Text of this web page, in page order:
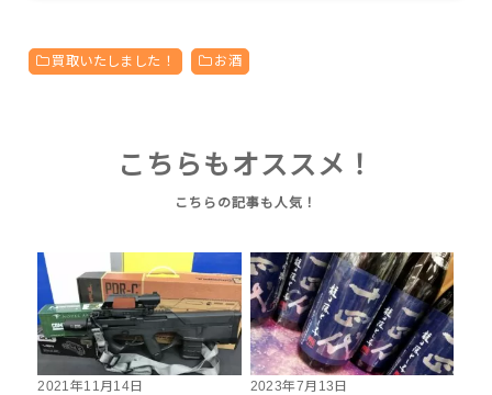
買取いたしました！ お酒
こちらもオススメ！
2021年11月14日
2023年7月13日